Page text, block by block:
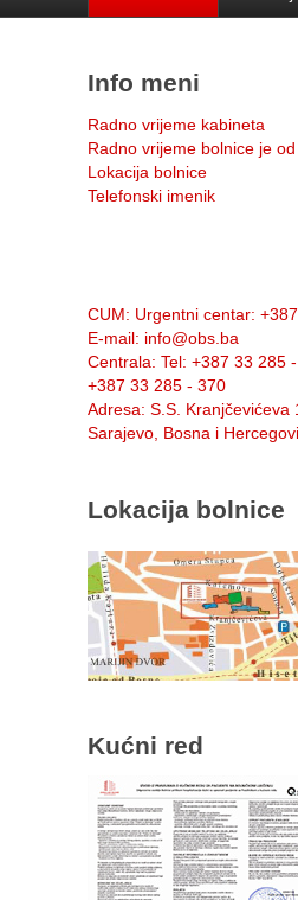
Info meni
Radno vrijeme kabineta
Radno vrijeme bolnice je
Lokacija bolnice
Telefonski imenik
CUM: Urgentni centar:
E-mail: info@obs.ba
Centrala: Tel: +387 33 285
+387 33 285 - 370
Adresa: S.S. Kranjčevićeva
Sarajevo, Bosna i
Lokacija bolnice
Kućni red